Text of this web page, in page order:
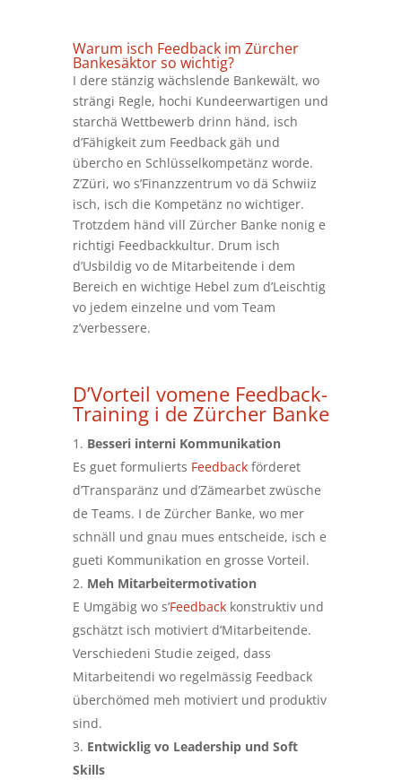
Warum isch Feedbackim Zürcher
Bankesäktor so wichtig?
I dere stänzig wächslende Bankewält, wo
strängi Regle, hochi Kundeerwartigen und
starchä Wettbewerb drinn händ, isch
d’Fähigkeit zum Feedback gäh und
übercho en Schlüsselkompetänz worde.
Z’Züri, wo s’Finanzzentrum vo dä Schwiiz
isch, isch die Kompetänz no wichtiger.
Trotzdem händ vill Zürcher Banke nonig e
richtigi Feedbackkultur. Drum isch
d’Usbildig vo de Mitarbeitende i dem
Bereich en wichtige Hebel zum d’Leischtig
vo jedem einzelne und vom Team
z’verbessere.
D’Vorteil vomene Feedback-
Training i de Zürcher Banke
Besseri interni Kommunikation
Es guet formulierts Feedbackförderet
d’Transparänz und d’Zämearbet zwüsche
de Teams. I de Zürcher Banke, wo mer
schnäll und gnau mues entscheide, isch e
gueti Kommunikation en grosse Vorteil.
Meh Mitarbeitermotivation
E Umgäbig wo s’Feedbackkonstruktiv und
gschätzt isch motiviert d’Mitarbeitende.
Verschiedeni Studie zeiged, dass
Mitarbeitendi wo regelmässig Feedback
überchömed meh motiviert und produktiv
sind.
Entwicklig vo Leadership und Soft
Skills